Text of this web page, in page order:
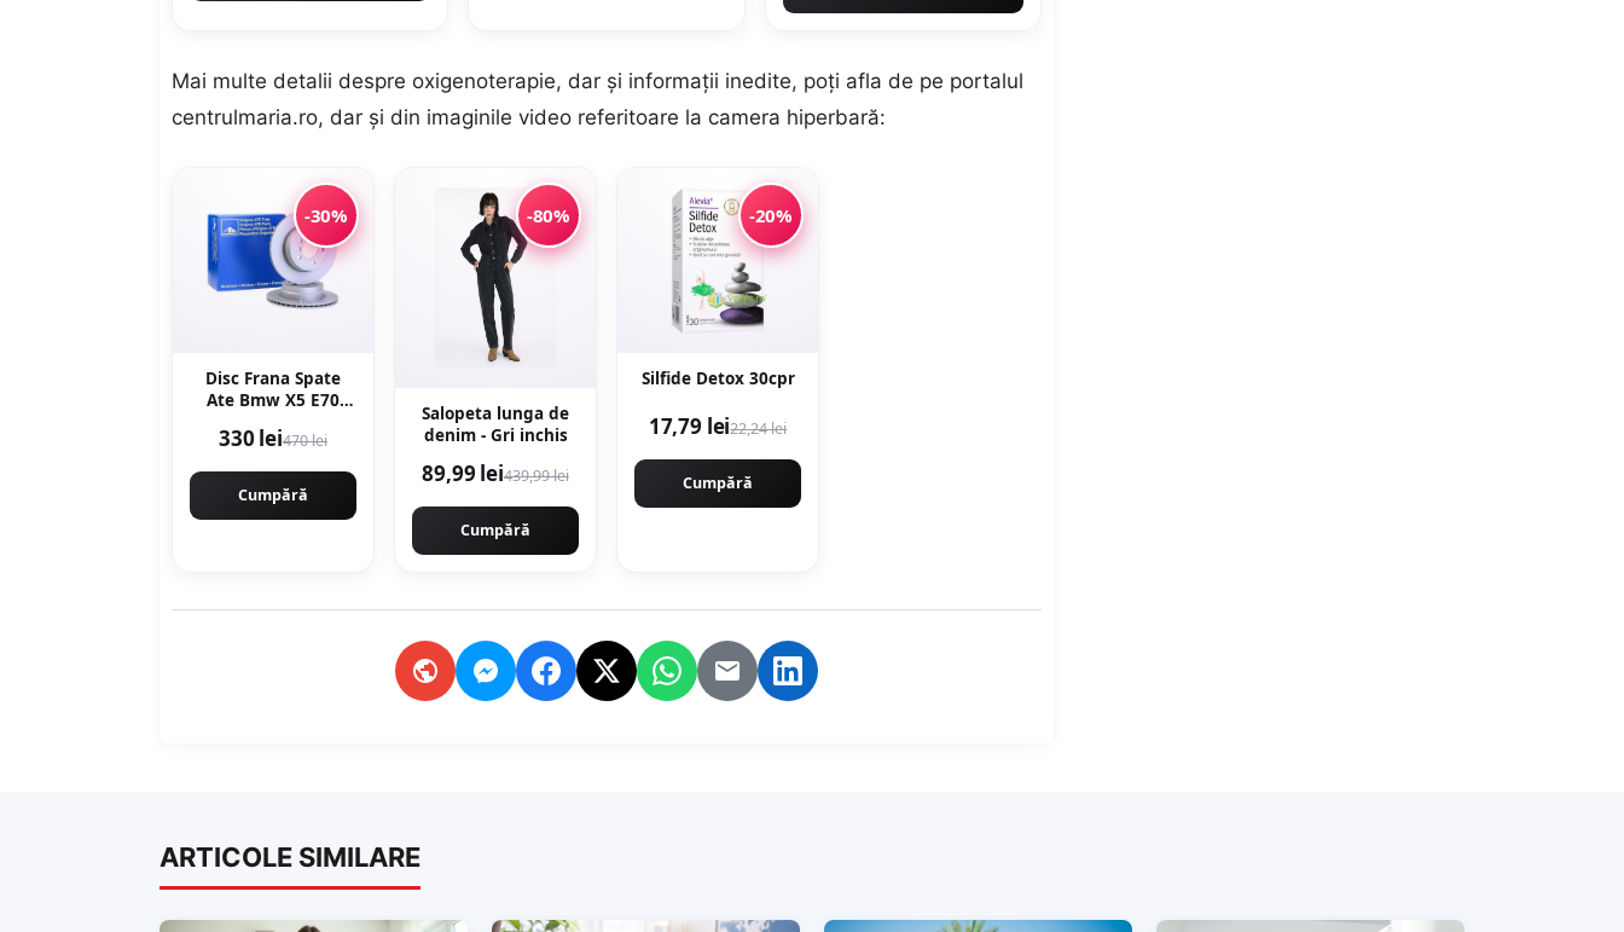
Mai multe detalii despre oxigenoterapie, dar şi informaţii inedite, poţi afla de pe portalul
centrulmaria.ro, dar şi din imaginile video referitoare la camera hiperbară:
-30%
Disc Frana Spate
Ate Bmw X5 E70
0206.1
330 lei470 lei
Cumpără
-80%
Salopeta lunga de
denim - Gri inchis
89,99 lei439,99 lei
Cumpără
-20%
Silfide Detox 30cpr
17,79 lei22,24 lei
Cumpără
ARTICOLE SIMILARE